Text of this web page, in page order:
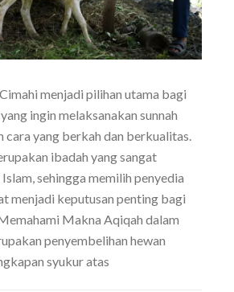
menjadi pilihan utama bagi
ingin melaksanakan sunnah
cara yang berkah dan berkualitas.
ibadah yang sangat
sehingga memilih penyedia
menjadi keputusan penting bagi
Makna Aqiqah dalam
penyembelihan hewan
syukur atas